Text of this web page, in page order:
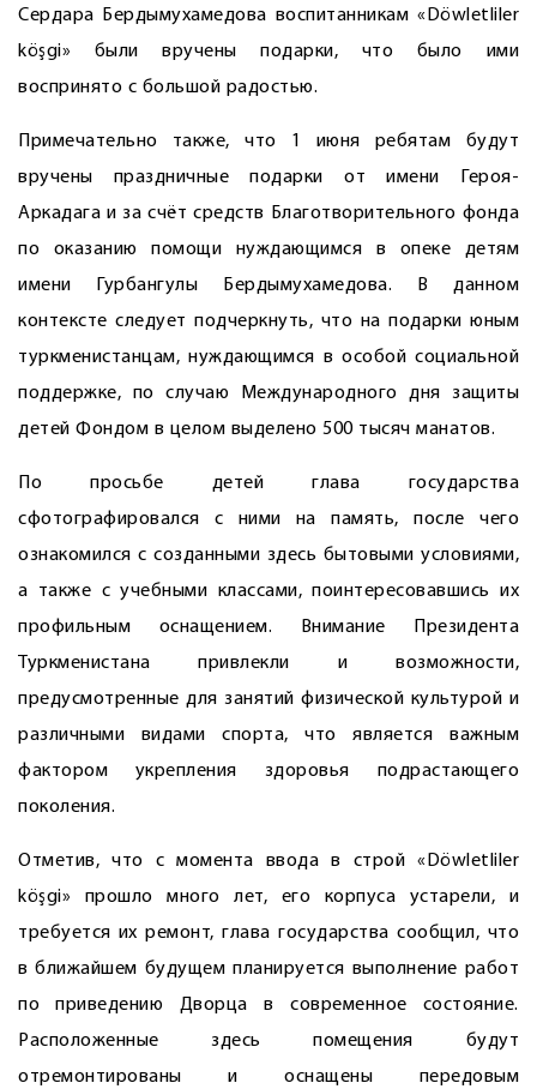
Сердара Бердымухамедова воспитанникам «Döwletliler
köşgi» были вручены подарки, что было ими
воспринято с большой радостью.
Примечательно также, что 1 июня ребятам будут
вручены праздничные подарки от имени Героя-
Аркадага и за счёт средств Благотворительного фонда
по оказанию помощи нуждающимся в опеке детям
имени Гурбангулы Бердымухамедова. В данном
контексте следует подчеркнуть, что на подарки юным
туркменистанцам, нуждающимся в особой социальной
поддержке, по случаю Международного дня защиты
детей Фондом в целом выделено 500 тысяч манатов.
По просьбе детей глава государства
сфотографировался с ними на память, после чего
ознакомился с созданными здесь бытовыми условия­ми,
а также с учебными классами, поинтересовавшись их
профильным оснащением. Внимание Президента
Туркменистана привлекли и возможности,
предусмотренные для занятий физической культурой и
различными видами спорта, что является важным
фактором укреп­ления здоровья подрастающего
поколения.
Отметив, что с момента ввода в строй «Döwletliler
köşgi» прошло много лет, его корпуса устарели, и
требуется их ремонт, глава государства сообщил, что
в ближайшем будущем планируется выполнение работ
по приведению Дворца в современное состояние.
Расположенные здесь помещения будут
отремонтированы и оснащены передовым